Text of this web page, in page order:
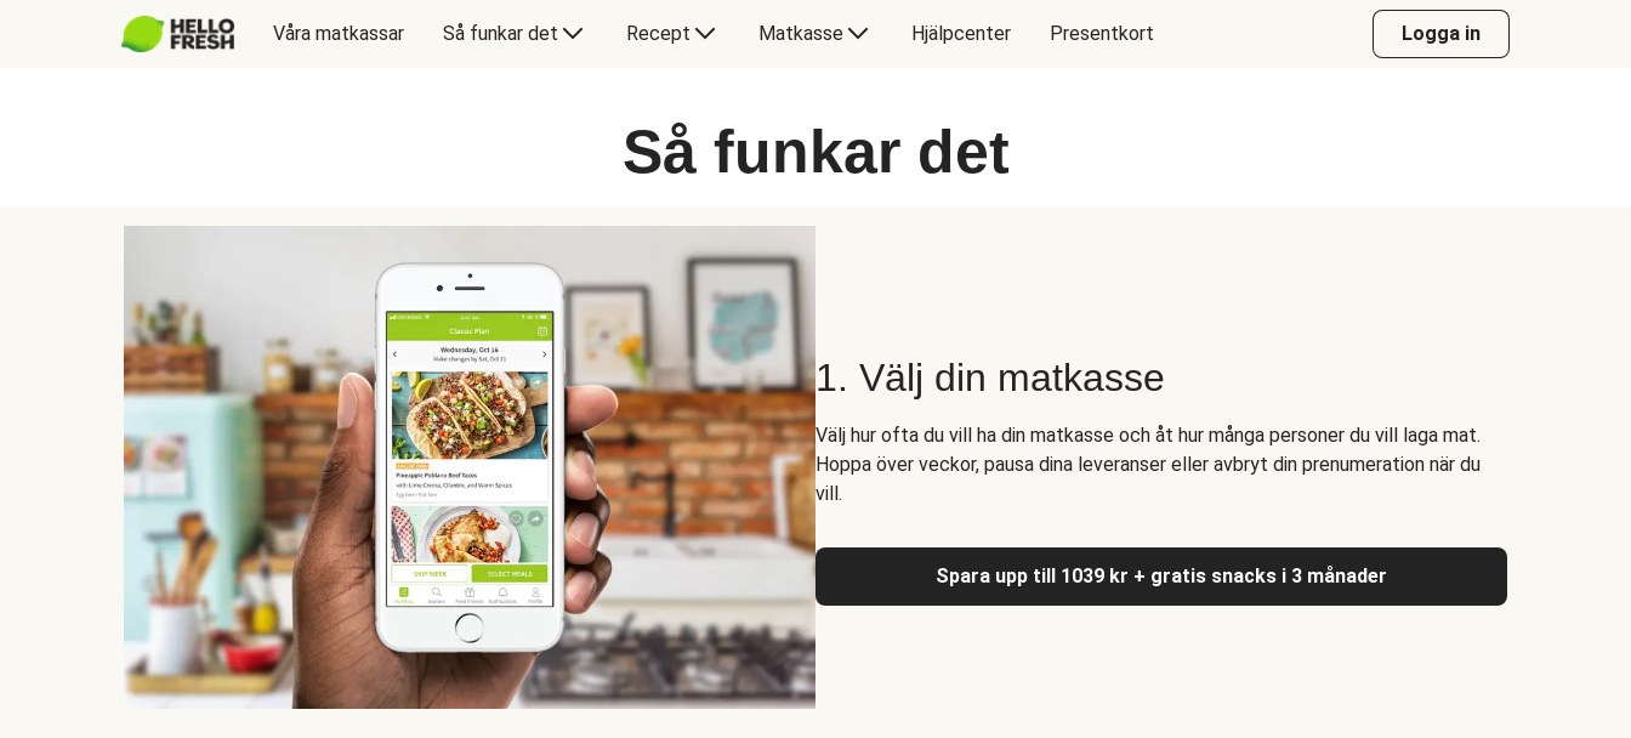
Våra matkassar Så funkar det Recept Matkasse Hjälpcenter Presentkort Logga in
Så funkar det
1. Välj din matkasse
Välj hur ofta du vill ha din matkasse och åt hur många personer du vill laga mat.
Hoppa över veckor, pausa dina leveranser eller avbryt din prenumeration när du
vill.
Spara upp till 1039 kr + gratis snacks i 3 månader